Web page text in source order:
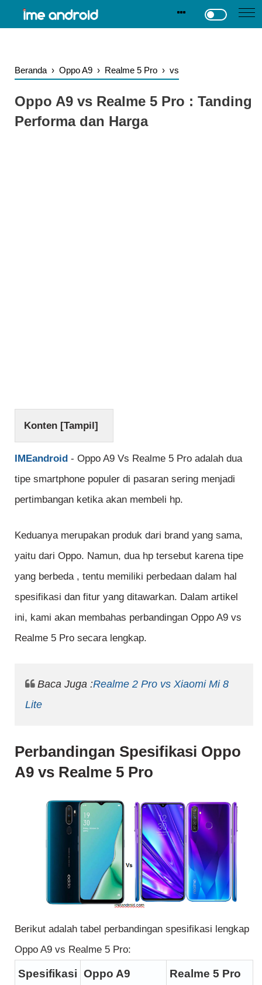
Beranda › Oppo A9 › Realme 5 Pro › vs
Oppo A9 vs Realme 5 Pro : Tanding
Performa dan Harga
Konten [Tampil]
IMEandroid - Oppo A9 Vs Realme 5 Pro adalah dua
tipe smartphone populer di pasaran sering menjadi
pertimbangan ketika akan membeli hp.
Keduanya merupakan produk dari brand yang sama,
yaitu dari Oppo. Namun, dua hp tersebut karena tipe
yang berbeda , tentu memiliki perbedaan dalam hal
spesifikasi dan fitur yang ditawarkan. Dalam artikel
ini, kami akan membahas perbandingan Oppo A9 vs
Realme 5 Pro secara lengkap.
Baca Juga :Realme 2 Pro vs Xiaomi Mi 8
Lite
Perbandingan Spesifikasi Oppo
A9 vs Realme 5 Pro
Berikut adalah tabel perbandingan spesifikasi lengkap
Oppo A9 vs Realme 5 Pro:
Spesifikasi Oppo A9 Realme 5 Pro